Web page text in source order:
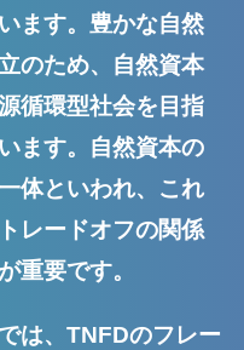
ます。豊かな自然
のため、自然資本
循環型社会を目指
ます。自然資本の
体といわれ、これ
レードオフの関係
重要です。
は、TNFDのフレー